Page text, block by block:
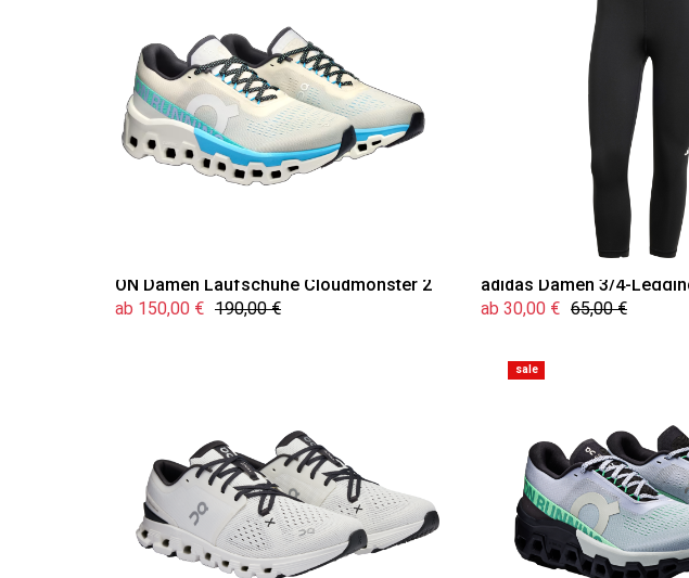
ON Damen Laufschuhe Cloudmonster 2
ab 150,00 € 190,00 €
adidas Damen 3/4-
ab 30,00 € 65,00 €
sale